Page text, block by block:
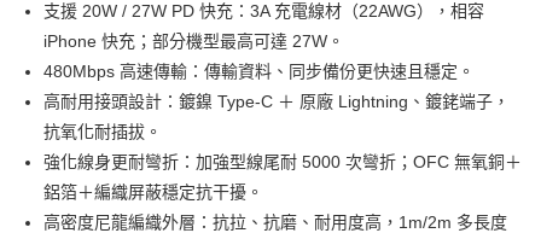
悠遊付
ATM付款
運送方式
每筆NT$80，滿NT$599(含以上)免運費
支援 20W / 27W PD 快充：3A 充電線材（22AWG），相容
iPhone 快充；部分機型最高可達 27W。
480Mbps 高速傳輸：傳輸資料、同步備份更快速且穩定。
高耐用接頭設計：鍍鎳 Type‑C ＋ 原廠 Lightning、鍍銠端子，
抗氧化耐插拔。
強化線身更耐彎折：加強型線尾耐 5000 次彎折；OFC 無氧銅＋
鋁箔＋編織屏蔽穩定抗干擾。
高密度尼龍編織外層：抗拉、抗磨、耐用度高，1m/2m 多長度